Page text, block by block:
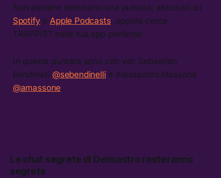
Non perdere nemmeno una puntata, abbonati su
Spotify oApple Podcasts, oppure cerca
TRAPPIST nella tua app preferita!
In questa puntata sono con voi: Sebastian
Bendinelli @sebendinelli e Alessandro Massone
@amassone.
Le chat segrete di Delmastro resteranno
segrete